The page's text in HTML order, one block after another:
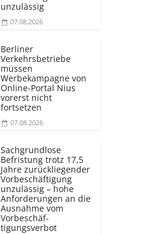
unzulässig
07.08.2026
Berliner
Verkehrsbetriebe
müssen
Werbekampagne von
Online-Portal Nius
vorerst nicht
fortsetzen
07.08.2026
Sachgrundlose
Befristung trotz 17,5
Jahre zurückliegender
Vorbeschäftigung
unzulässig – hohe
Anforderungen an die
Ausnahme vom
Vorbeschäf­
tigungsverbot